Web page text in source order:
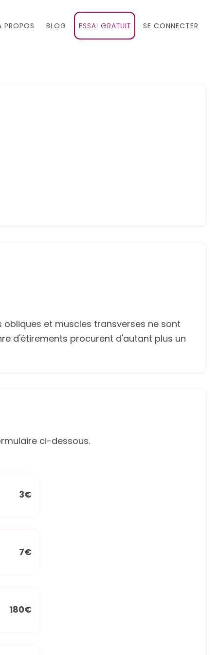
PROPOS BLOG ESSAI GRATUIT SE CONNECTER
obliques et muscles transverses ne sont
d'étirements procurent d'autant plus un
ci-dessous.
3€
7€
180€